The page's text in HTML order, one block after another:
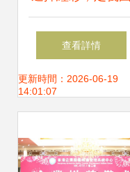
貿——歡迎報考山
東青年政治學院國
查看詳情
更新時間：2026-06-19
14:01:07